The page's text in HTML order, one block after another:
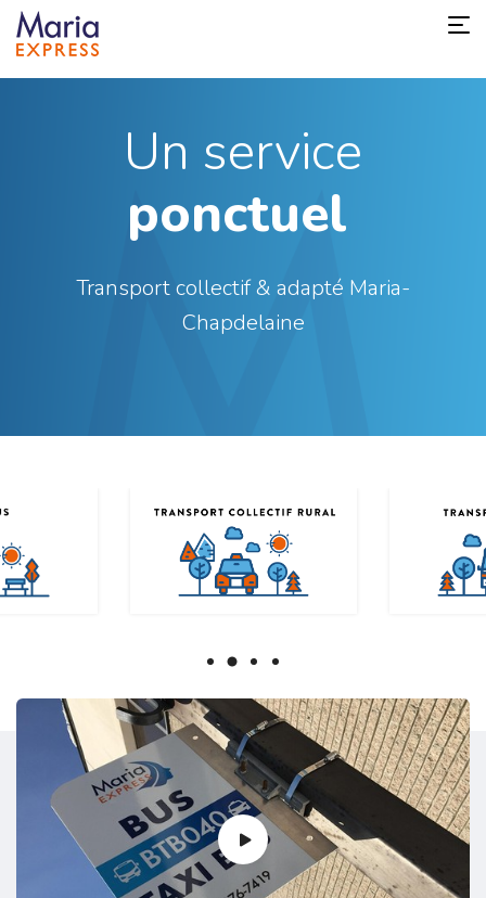
Un service
ponctuel
Transport collectif & adapté Maria-
Chapdelaine